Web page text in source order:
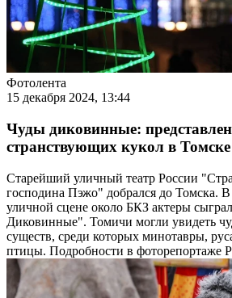
Фотолента
15 декабря 2024, 13:44
Чуды диковинные:
странствующих кукол в Томске
Старейший уличный театр России
господина Пэжо" добрался до Томска. В
уличной сцене около БКЗ актеры
Диковинные". Томичи могли увидеть
существ, среди которых минотавры,
птицы. Подробности в фоторепортаже